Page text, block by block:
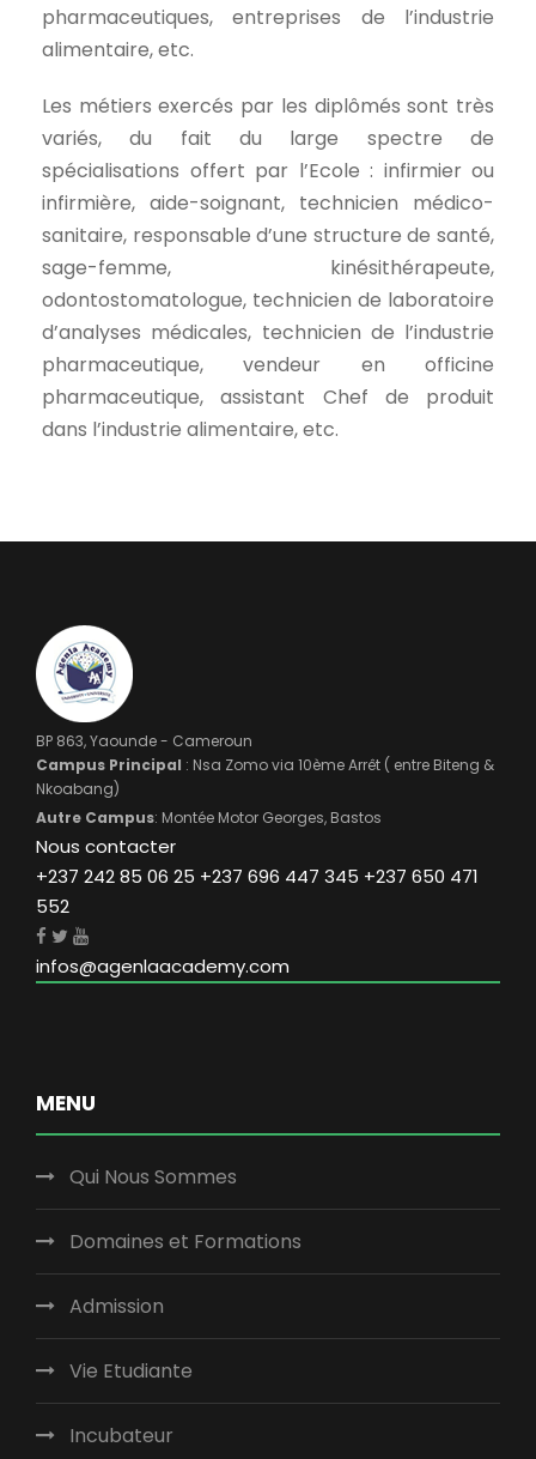
pharmaceutiques, entreprises de l’industrie
alimentaire, etc.
Les métiers exercés par les diplômés sont très
variés, du fait du large spectre de
spécialisations offert par l’Ecole : infirmier ou
infirmière, aide-soignant, technicien médico-
sanitaire, responsable d’une structure de santé,
sage-femme, kinésithérapeute,
odontostomatologue, technicien de laboratoire
d’analyses médicales, technicien de l’industrie
pharmaceutique, vendeur en officine
pharmaceutique, assistant Chef de produit
dans l’industrie alimentaire, etc.
BP 863, Yaounde - Cameroun
Campus Principal : Nsa Zomo via 10ème Arrêt ( entre Biteng &
Nkoabang)
Autre Campus: Montée Motor Georges, Bastos
Nous contacter
+237 242 85 06 25 +237 696 447 345 +237 650 471
552
infos@agenlaacademy.com
MENU
Qui Nous Sommes
Domaines et Formations
Admission
Vie Etudiante
Incubateur